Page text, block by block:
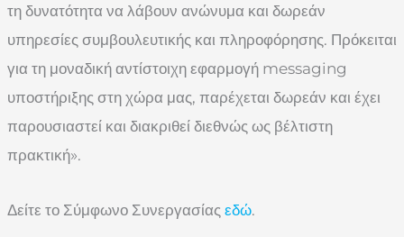
τη δυνατότητα να λάβουν ανώνυμα και δωρεάν
υπηρεσίες συμβουλευτικής και πληροφόρησης. Πρόκειται
για τη μοναδική αντίστοιχη εφαρμογή messaging
υποστήριξης στη χώρα μας, παρέχεται δωρεάν και έχει
παρουσιαστεί και διακριθεί διεθνώς ως βέλτιστη
πρακτική».
Δείτε το Σύμφωνο Συνεργασίας εδώ.